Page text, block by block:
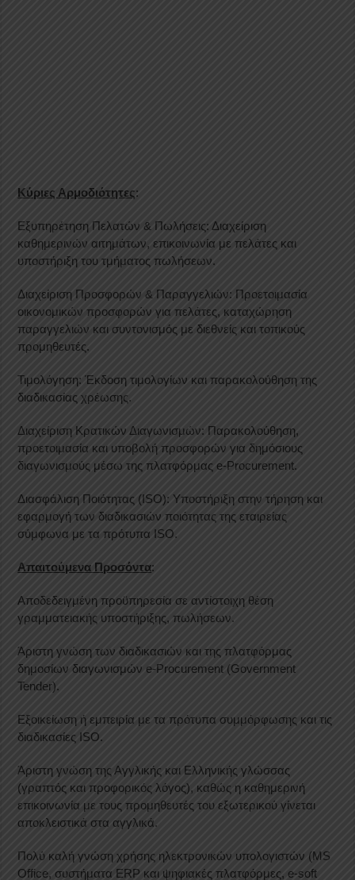
Κύριες Αρμοδιότητες:
Εξυπηρέτηση Πελατών & Πωλήσεις: Διαχείριση
καθημερινών αιτημάτων, επικοινωνία με πελάτες και
υποστήριξη του τμήματος πωλήσεων.
Διαχείριση Προσφορών & Παραγγελιών: Προετοιμασία
οικονομικών προσφορών για πελάτες, καταχώρηση
παραγγελιών και συντονισμός με διεθνείς και τοπικούς
προμηθευτές.
Τιμολόγηση: Έκδοση τιμολογίων και παρακολούθηση της
διαδικασίας χρέωσης.
Διαχείριση Κρατικών Διαγωνισμών: Παρακολούθηση,
προετοιμασία και υποβολή προσφορών για δημόσιους
διαγωνισμούς μέσω της πλατφόρμας e-Procurement.
Διασφάλιση Ποιότητας (ISO): Υποστήριξη στην τήρηση και
εφαρμογή των διαδικασιών ποιότητας της εταιρείας
σύμφωνα με τα πρότυπα ISO.
Απαιτούμενα Προσόντα:
Αποδεδειγμένη προϋπηρεσία σε αντίστοιχη θέση
γραμματειακής υποστήριξης, πωλήσεων.
Άριστη γνώση των διαδικασιών και της πλατφόρμας
δημοσίων διαγωνισμών e-Procurement (Government
Tender).
Εξοικείωση ή εμπειρία με τα πρότυπα συμμόρφωσης και τις
διαδικασίες ISO.
Άριστη γνώση της Αγγλικής και Ελληνικής γλώσσας
(γραπτός και προφορικός λόγος), καθώς η καθημερινή
επικοινωνία με τους προμηθευτές του εξωτερικού γίνεται
αποκλειστικά στα αγγλικά.
Πολύ καλή γνώση χρήσης ηλεκτρονικών υπολογιστών (MS
Office, συστήματα ERP και ψηφιακές πλατφόρμες, e-soft